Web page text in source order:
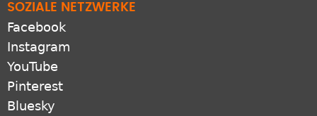
SOZIALE NETZWERKE
Facebook
Instagram
YouTube
Pinterest
Bluesky